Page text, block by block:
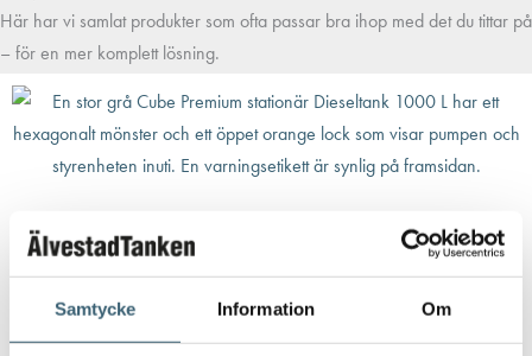
Samtycke Information Om
Här har vi samlat produkter som ofta passar bra ihop med det du tittar på
– för en mer komplett lösning.
DIESELTANKAR & UTRUSTNING
Cube premium stationär dieseltank 2500 L
47 405kr